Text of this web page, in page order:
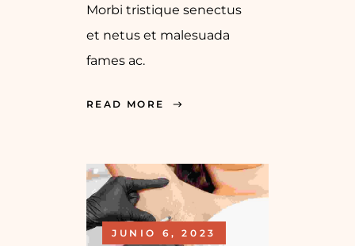
Morbi tristique senectus
et netus et malesuada
fames ac.
READ MORE
JUNIO 6, 2023